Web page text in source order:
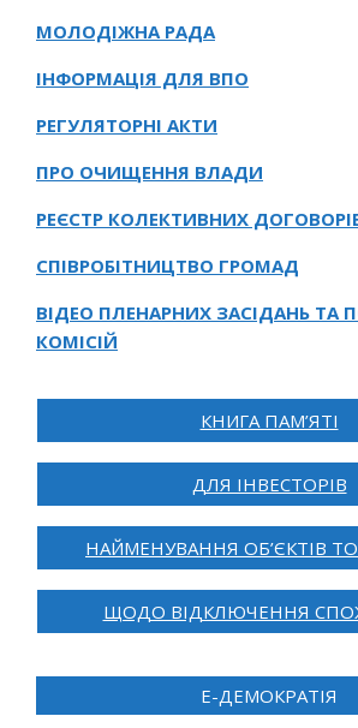
МОЛОДІЖНА РАДА
ІНФОРМАЦІЯ ДЛЯ ВПО
РЕГУЛЯТОРНІ АКТИ
ПРО ОЧИЩЕННЯ ВЛАДИ
РЕЄСТР КОЛЕКТИВНИХ
СПІВРОБІТНИЦТВО ГРОМАД
ВІДЕО ПЛЕНАРНИХ ЗАСІДАНЬ ТА
КОМІСІЙ
КНИГА ПАМ’ЯТІ
ДЛЯ ІНВЕСТОРІВ
НАЙМЕНУВАННЯ ОБ’ЄКТІВ
ЩОДО ВІДКЛЮЧЕННЯ
Е-ДЕМОКРАТІЯ